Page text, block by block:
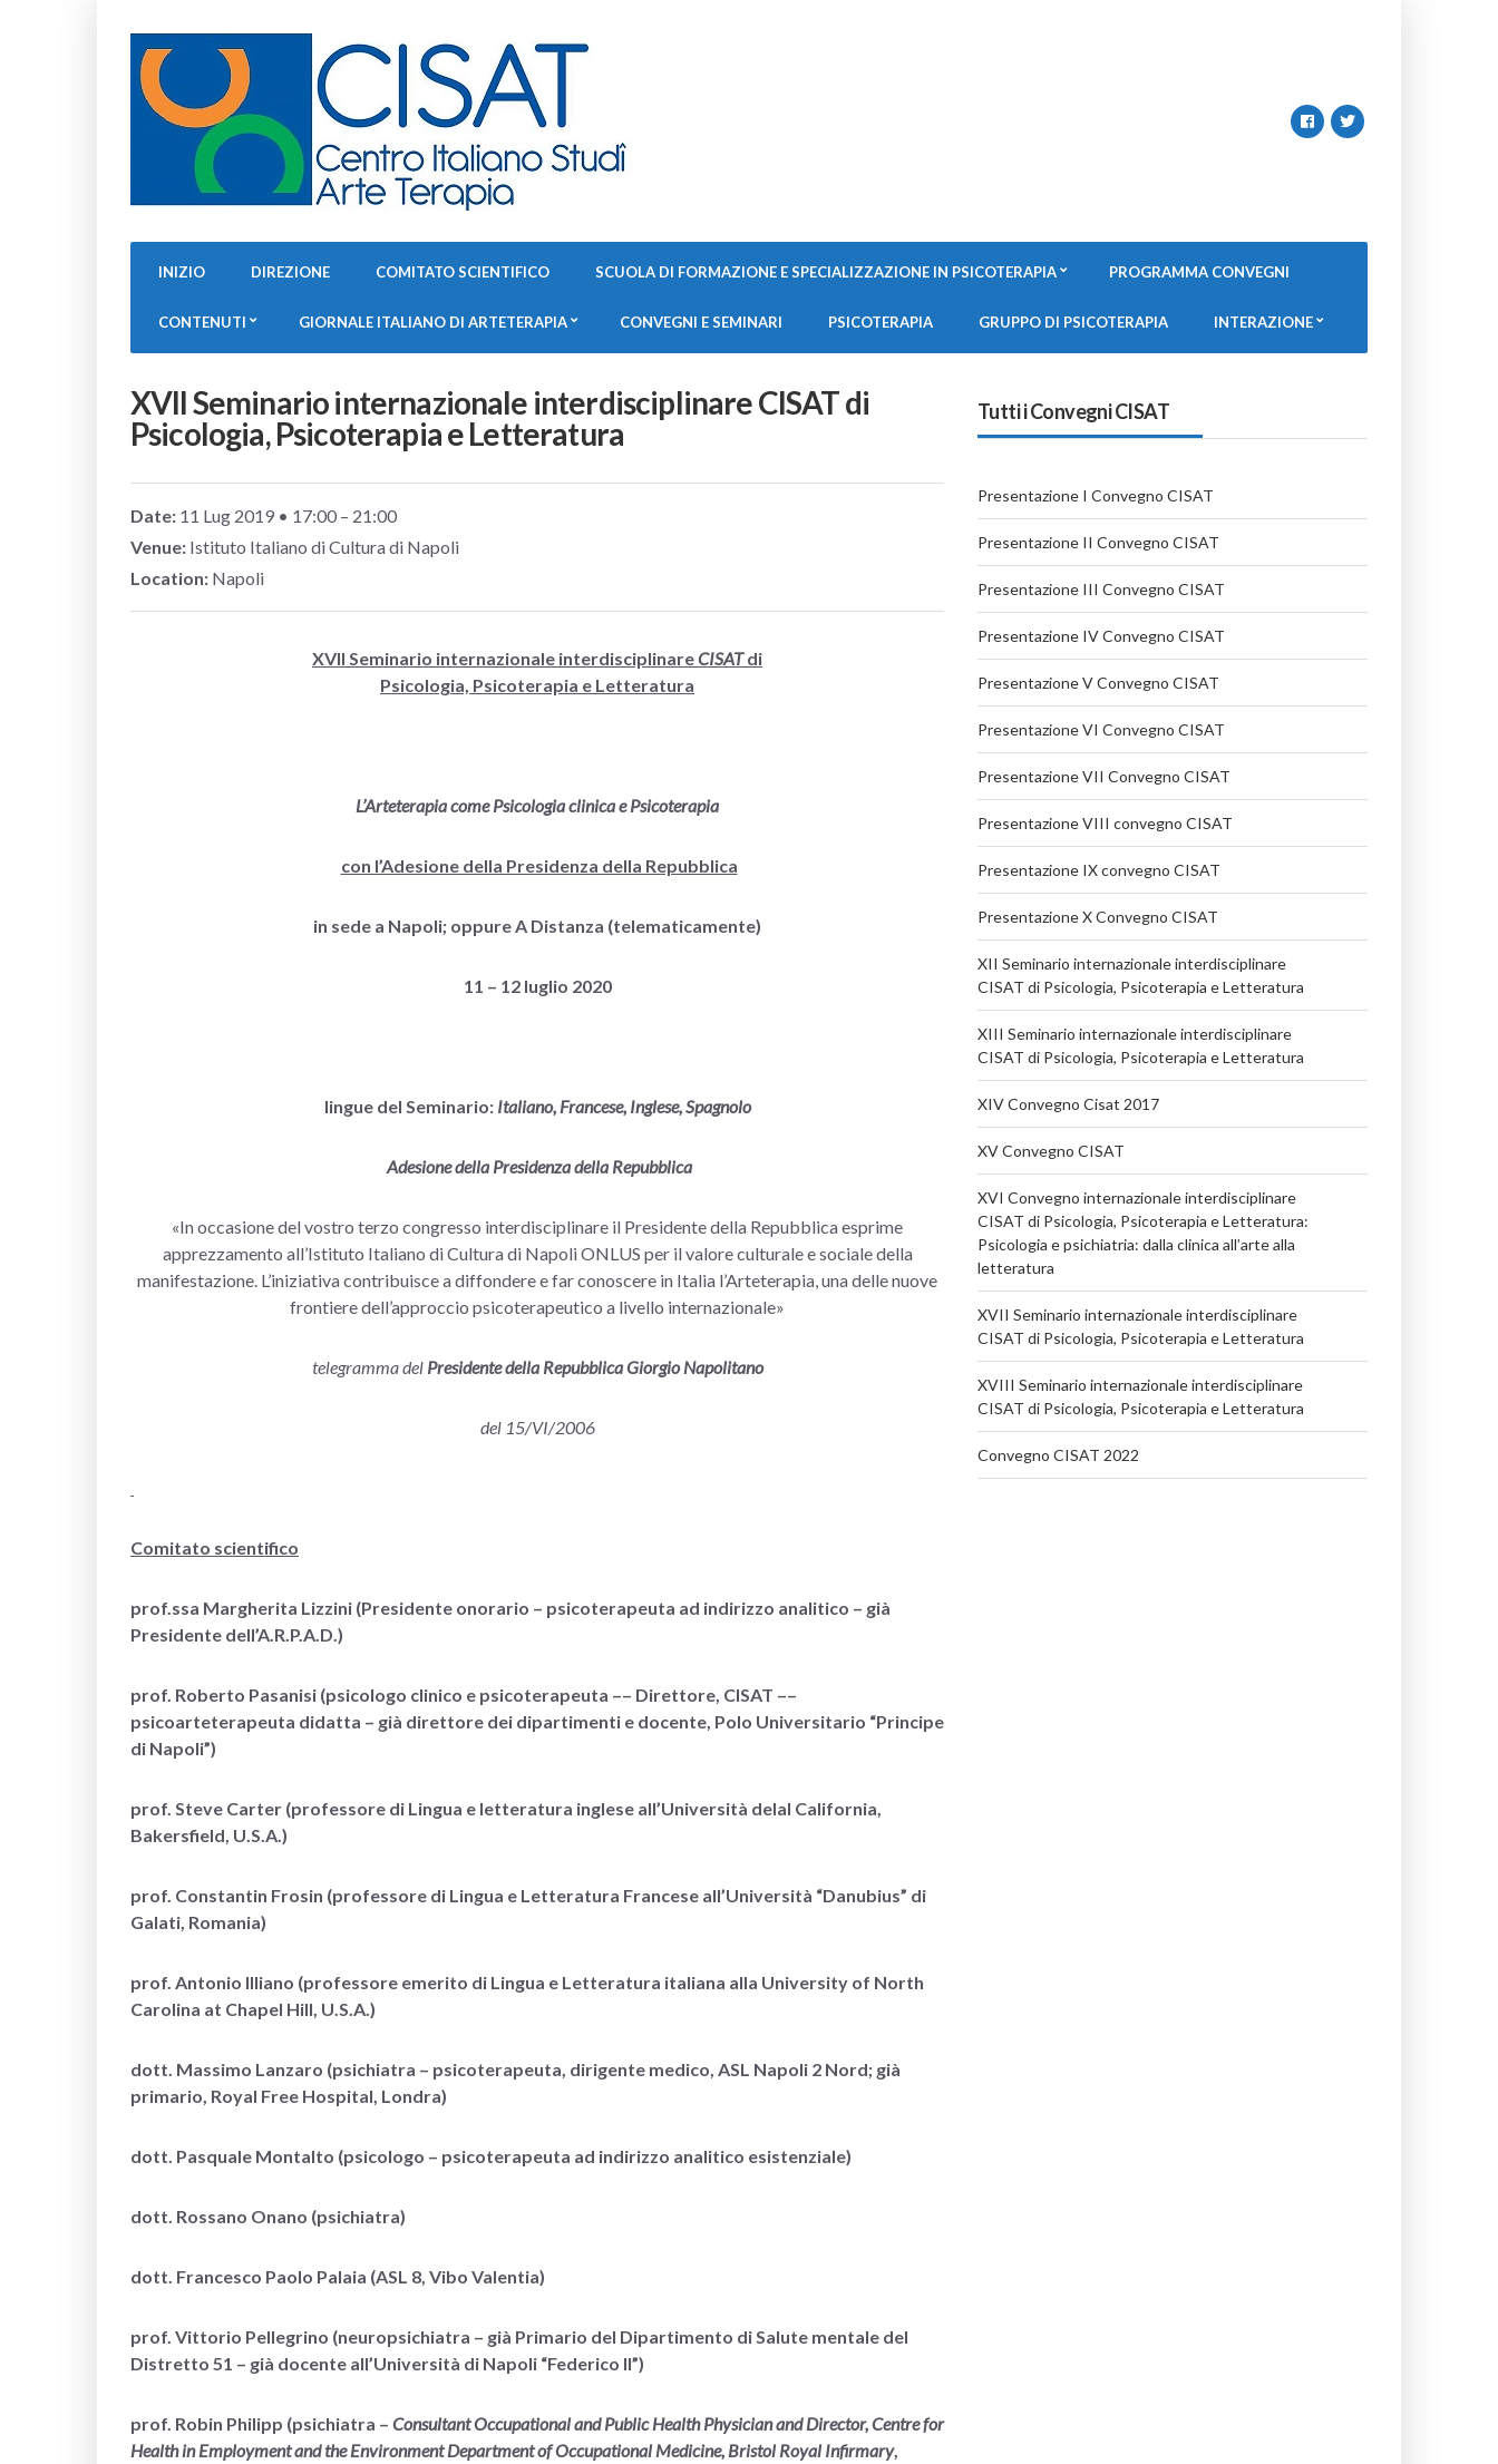
INIZIO DIREZIONE COMITATO SCIENTIFICO SCUOLA DI FORMAZIONE E SPECIALIZZAZIONE IN PSICOTERAPIA PROGRAMMA CONVEGNI
CONTENUTI GIORNALE ITALIANO DI ARTETERAPIA CONVEGNI E SEMINARI PSICOTERAPIA GRUPPO DI PSICOTERAPIA INTERAZIONE
XVII Seminario internazionale interdisciplinare CISAT di
Psicologia, Psicoterapia e Letteratura
Date: 11 Lug 2019 • 17:00 – 21:00
Venue: Istituto Italiano di Cultura di Napoli
Location: Napoli
XVII Seminario internazionale interdisciplinareCISATdi
Psicologia, Psicoterapia e Letteratura
L’Arteterapia come Psicologia clinica e Psicoterapia
con l’Adesione della Presidenza della Repubblica
in sede a Napoli; oppure A Distanza (telematicamente)
11 – 12 luglio 2020
lingue del Seminario: Italiano, Francese, Inglese, Spagnolo
Adesione della Presidenza della Repubblica
«In occasione del vostro terzo congresso interdisciplinare il Presidente della Repubblica esprime
apprezzamento all’Istituto Italiano di Cultura di Napoli ONLUS per il valore culturale e sociale della
manifestazione. L’iniziativa contribuisce a diffondere e far conoscere in Italia l’Arteterapia, una delle nuove
frontiere dell’approccio psicoterapeutico a livello internazionale»
telegramma del Presidente della Repubblica Giorgio Napolitano
del 15/VI/2006
Comitato scientifico
prof.ssa Margherita Lizzini (Presidente onorario – psicoterapeuta ad indirizzo analitico – già
Presidente dell’A.R.P.A.D.)
prof. Roberto Pasanisi (psicologo clinico e psicoterapeuta –– Direttore, CISAT ––
psicoarteterapeuta didatta – già direttore dei dipartimenti e docente, Polo Universitario “Principe
di Napoli”)
prof. Steve Carter (professore di Lingua e letteratura inglese all’Università delal California,
Bakersfield, U.S.A.)
prof. Constantin Frosin (professore di Lingua e Letteratura Francese all’Università “Danubius” di
Galati, Romania)
prof. Antonio Illiano (professore emerito di Lingua e Letteratura italiana alla University of North
Carolina at Chapel Hill, U.S.A.)
dott. Massimo Lanzaro (psichiatra – psicoterapeuta, dirigente medico, ASL Napoli 2 Nord; già
primario, Royal Free Hospital, Londra)
dott. Pasquale Montalto (psicologo – psicoterapeuta ad indirizzo analitico esistenziale)
dott. Rossano Onano (psichiatra)
dott. Francesco Paolo Palaia (ASL 8, Vibo Valentia)
prof. Vittorio Pellegrino (neuropsichiatra – già Primario del Dipartimento di Salute mentale del
Distretto 51 – già docente all’Università di Napoli “Federico II”)
prof. Robin Philipp (psichiatra – Consultant Occupational and Public Health Physician and Director, Centre for
Health in Employment and the Environment Department of Occupational Medicine, Bristol Royal Infirmary,
Tutti i Convegni CISAT
Presentazione I Convegno CISAT
Presentazione II Convegno CISAT
Presentazione III Convegno CISAT
Presentazione IV Convegno CISAT
Presentazione V Convegno CISAT
Presentazione VI Convegno CISAT
Presentazione VII Convegno CISAT
Presentazione VIII convegno CISAT
Presentazione IX convegno CISAT
Presentazione X Convegno CISAT
XII Seminario internazionale interdisciplinare
CISAT di Psicologia, Psicoterapia e Letteratura
XIII Seminario internazionale interdisciplinare
CISAT di Psicologia, Psicoterapia e Letteratura
XIV Convegno Cisat 2017
XV Convegno CISAT
XVI Convegno internazionale interdisciplinare
CISAT di Psicologia, Psicoterapia e Letteratura:
Psicologia e psichiatria: dalla clinica all’arte alla
letteratura
XVII Seminario internazionale interdisciplinare
CISAT di Psicologia, Psicoterapia e Letteratura
XVIII Seminario internazionale interdisciplinare
CISAT di Psicologia, Psicoterapia e Letteratura
Convegno CISAT 2022